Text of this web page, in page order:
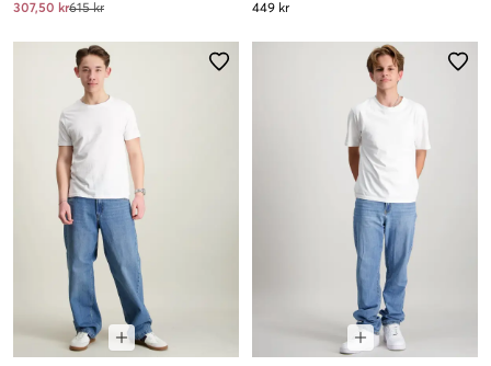
307,50 kr615 kr
449 kr